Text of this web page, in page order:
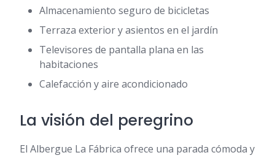
Almacenamiento seguro de bicicletas
Terraza exterior y asientos en el jardín
Televisores de pantalla plana en las
habitaciones
Calefacción y aire acondicionado
La visión del peregrino
El Albergue La Fábrica ofrece una parada cómoda y